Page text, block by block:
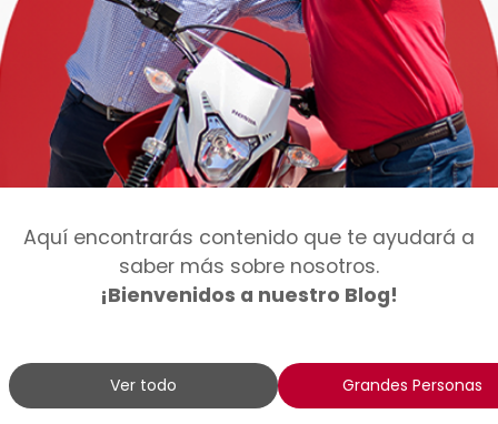
Aquí encontrarás contenido que te ayudará a
saber más sobre nosotros.
¡Bienvenidos a nuestro Blog!
Ver todo Grandes Personas